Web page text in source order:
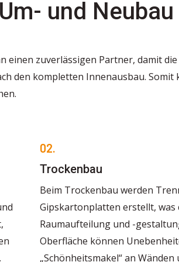
und Neubau
einen zuverlässigen Partner, damit
den kompletten Innenausbau.
02.
Trockenbau
Beim Trockenbau werden
Gipskartonplatten erstellt, was
Raumaufteilung und -
Oberfläche können
„Schönheitsmakel“ an